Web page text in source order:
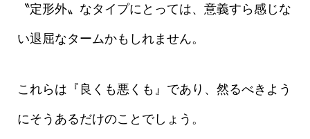
〝定形外〟なタイプにとっては、意義すら感じな
い退屈なタームかもしれません。
これらは『良くも悪くも』であり、然るべきよう
にそうあるだけのことでしょう。